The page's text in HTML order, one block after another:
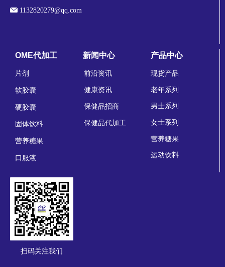
扫码关注我们
1132820279@qq.com
片剂
软胶囊
硬胶囊
固体饮料
营养糖果
口服液
OME代加工 新闻中心
前沿资讯
健康资讯
保健品招商
保健品代加工
产品中心
现货产品
老年系列
男士系列
女士系列
营养糖果
运动饮料